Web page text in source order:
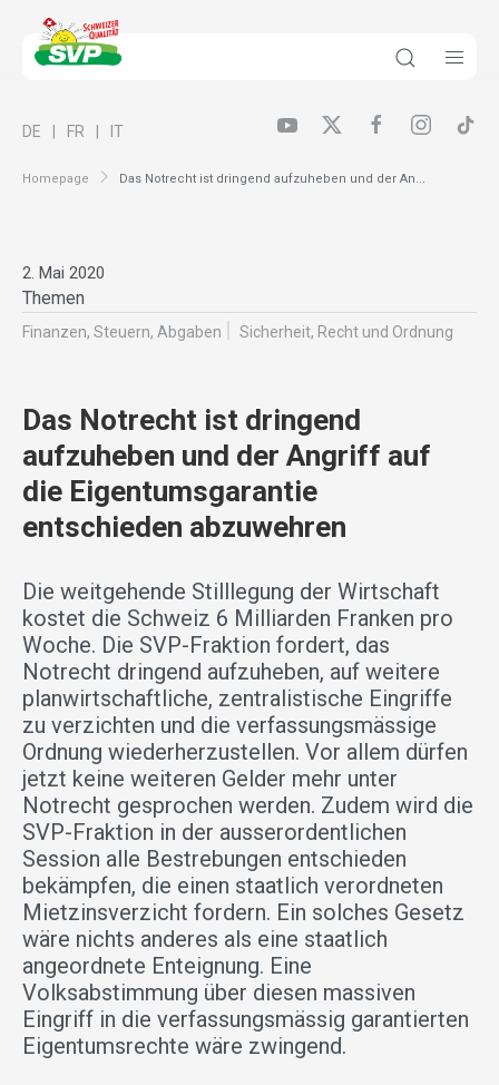
Homepage Das Notrecht ist dringend aufzuheben und der An...
DE FR IT
2. Mai 2020
Themen
Finanzen, Steuern, Abgaben Sicherheit, Recht und Ordnung
Das Notrecht ist dringend
aufzuheben und der Angriff auf
die Eigentumsgarantie
entschieden abzuwehren
Die weitgehende Stilllegung der Wirtschaft
kostet die Schweiz 6 Milliarden Franken pro
Woche. Die SVP-Fraktion fordert, das
Notrecht dringend aufzuheben, auf weitere
planwirtschaftliche, zentralistische Eingriffe
zu verzichten und die verfassungsmässige
Ordnung wiederherzustellen. Vor allem dürfen
jetzt keine weiteren Gelder mehr unter
Notrecht gesprochen werden. Zudem wird die
SVP-Fraktion in der ausserordentlichen
Session alle Bestrebungen entschieden
bekämpfen, die einen staatlich verordneten
Mietzinsverzicht fordern. Ein solches Gesetz
wäre nichts anderes als eine staatlich
angeordnete Enteignung. Eine
Volksabstimmung über diesen massiven
Eingriff in die verfassungsmässig garantierten
Eigentumsrechte wäre zwingend.